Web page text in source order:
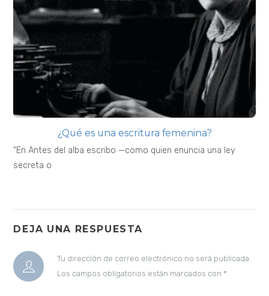
¿Qué es una escritura femenina?
“En Antes del alba escribo —como quien enuncia una ley
secreta o
DEJA UNA RESPUESTA
Tu dirección de correo electrónico no será publicada.
Los campos obligatorios están marcados con *